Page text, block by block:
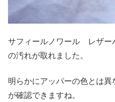
サフィールノワール レザー
の汚れが取れました。
明らかにアッパーの色とは
が確認できますね。